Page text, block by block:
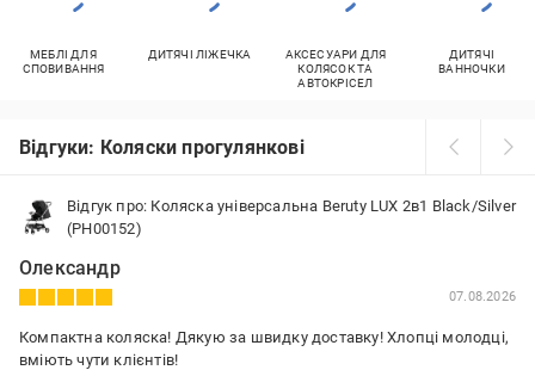
МЕБЛІ ДЛЯ
СПОВИВАННЯ
ДИТЯЧІ ЛІЖЕЧКА
АКСЕСУАРИ ДЛЯ
КОЛЯСОК ТА
АВТОКРІСЕЛ
ДИТЯЧІ
ВАННОЧКИ
Відгуки: Коляски прогулянкові
Відгук про: Коляска універсальна Beruty LUX 2в1 Black/Silver
(PH00152)
Олександр
07.08.2026
Компактна коляска! Дякую за швидку доставку! Хлопці молодці,
вміють чути клієнтів!